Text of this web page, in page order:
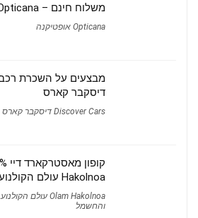
משלוח חינם – Opticana אופטיקנה
Opticana אופטיקנה
דיסקבר קארס
Discover Cars דיסקבר קארס
Hakolnoa עולם הקולנוע והחשמל
Olam Hakolnoa עולם הקולנוע
והחשמל